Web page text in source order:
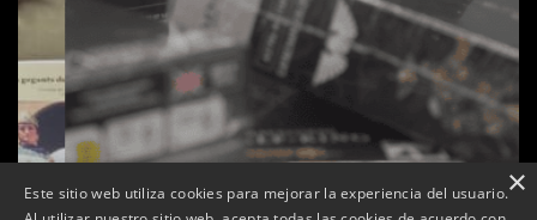
×
Este sitio web utiliza cookies para mejorar la experiencia del usuario.